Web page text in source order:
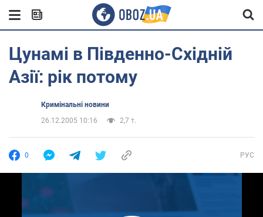
Цунамі в Південно-Східній
Азії: рік потому
Кримінальні новини
26.12.2005 10:16
2,7 т.
0 РУС